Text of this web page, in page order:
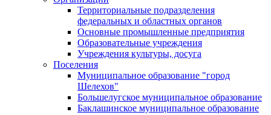
Территориальные подразделения
федеральных и областных органов
Основные промышленные предприятия
Образовательные учреждения
Учреждения культуры, досуга
Поселения
Муниципальное образование "город
Шелехов"
Большелугское муниципальное образование
Баклашинское муниципальное образование